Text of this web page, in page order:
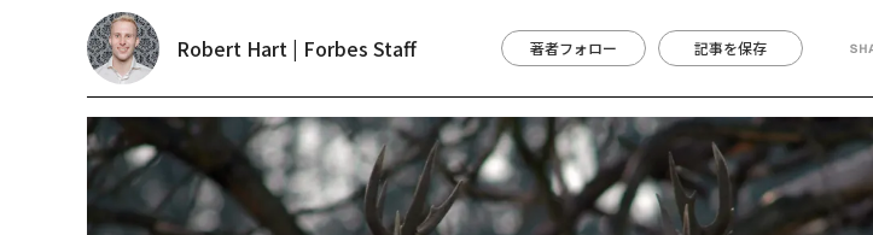
Robert Hart | Forbes Staff 著者フォロー 記事を保存